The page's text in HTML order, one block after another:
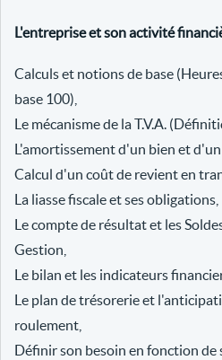
L'entreprise et son activité
Calculs et notions de base
base 100),
Le mécanisme de la T.V.A.
L'amortissement d'un bien et
Calcul d'un coût de revient en
La liasse fiscale et ses obligations,
Le compte de résultat et les
Gestion,
Le bilan et les indicateurs
Le plan de trésorerie et
roulement,
Définir son besoin en fonction de